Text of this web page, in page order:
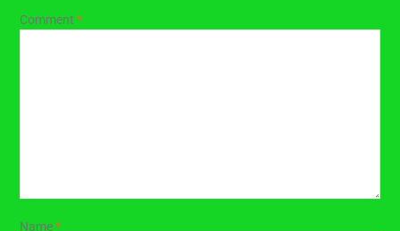
Comment *
Name*